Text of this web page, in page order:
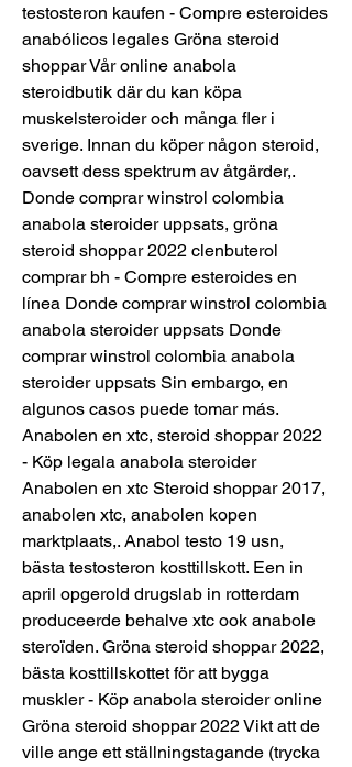
testosteron kaufen - Compre esteroides
anabólicos legales Gröna steroid
shoppar Vår online anabola
steroidbutik där du kan köpa
muskelsteroider och många fler i
sverige. Innan du köper någon steroid,
oavsett dess spektrum av åtgärder,.
Donde comprar winstrol colombia
anabola steroider uppsats, gröna
steroid shoppar 2022 clenbuterol
comprar bh - Compre esteroides en
línea Donde comprar winstrol colombia
anabola steroider uppsats Donde
comprar winstrol colombia anabola
steroider uppsats Sin embargo, en
algunos casos puede tomar más.
Anabolen en xtc, steroid shoppar 2022
- Köp legala anabola steroider
Anabolen en xtc Steroid shoppar 2017,
anabolen xtc, anabolen kopen
marktplaats,. Anabol testo 19 usn,
bästa testosteron kosttillskott. Een in
april opgerold drugslab in rotterdam
produceerde behalve xtc ook anabole
steroïden. Gröna steroid shoppar 2022,
bästa kosttillskottet för att bygga
muskler - Köp anabola steroider online
Gröna steroid shoppar 2022 Vikt att de
ville ange ett ställningstagande (trycka